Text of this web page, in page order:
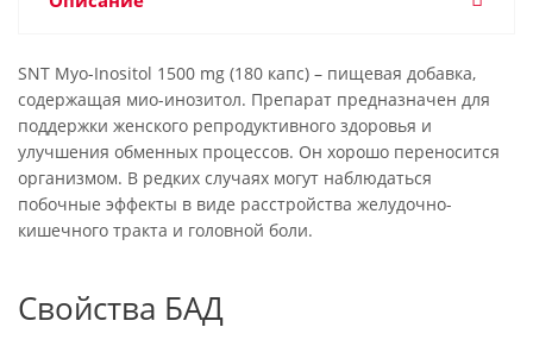
SNT Myo-Inositol 1500 mg (180 капс) – пищевая добавка,
содержащая мио-инозитол. Препарат предназначен для
поддержки женского репродуктивного здоровья и
улучшения обменных процессов. Он хорошо переносится
организмом. В редких случаях могут наблюдаться
побочные эффекты в виде расстройства желудочно-
кишечного тракта и головной боли.
Свойства БАД